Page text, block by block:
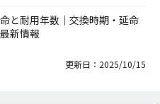
と耐用年数｜交換時期・延命
新情報
更新日：2025/10/15